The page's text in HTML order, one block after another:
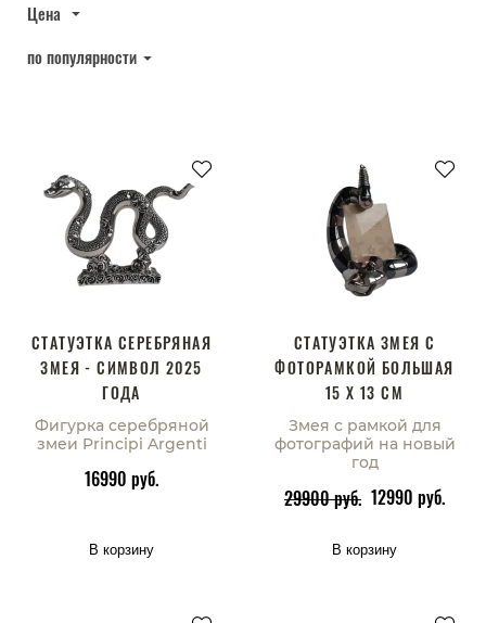
Цена
по популярности
СТАТУЭТКА СЕРЕБРЯНАЯ
ЗМЕЯ - СИМВОЛ 2025
ГОДА
Фигурка серебряной
змеи Principi Argenti
16990 руб.
В корзину
СТАТУЭТКА ЗМЕЯ С
ФОТОРАМКОЙ БОЛЬШАЯ
15 Х 13 СМ
Змея с рамкой для
фотографий на новый
год
29900 руб. 12990 руб.
В корзину